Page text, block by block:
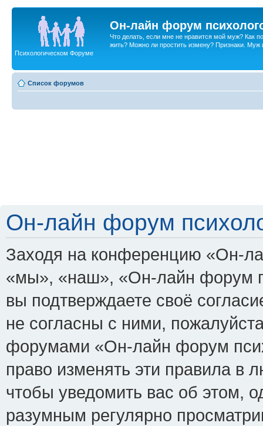
Он-лайн форум
Что делать, если мне не нравится мой муж? Как
жить? Можно ли простить измену? Признаки. Муж
Психологическом Форуме
Список форумов
Он-лайн форум
Заходя на конференцию «Он-
«мы», «наш», «Он-лайн форум
вы подтверждаете своё
не согласны с ними,
форумами «Он-лайн форум
право изменять эти правила в
чтобы уведомить вас об этом,
разумным регулярно